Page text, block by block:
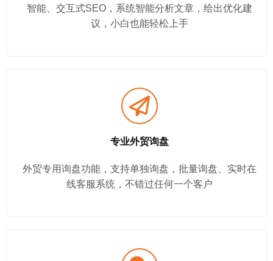
智能、交互式SEO，系统智能分析文章，给出优化建
议，小白也能轻松上手
专业外贸询盘
外贸专用询盘功能，支持单独询盘，批量询盘、实时在
线客服系统，不错过任何一个客户